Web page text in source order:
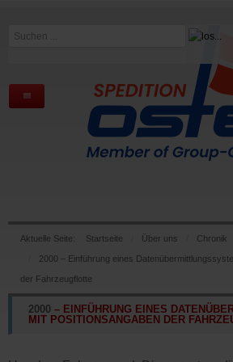
text2
Aktuelle Seite: Startseite Über uns Chronik
2000 – Einführung eines
der Fahrzeugflotte
2000 – EINFÜHRUNG EINES
MIT POSITIONSANGABEN DER